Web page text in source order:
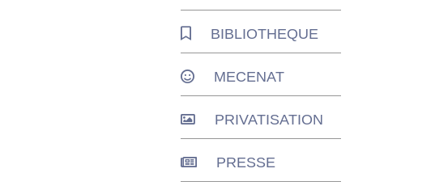
BIBLIOTHEQUE
MECENAT
PRIVATISATION
PRESSE